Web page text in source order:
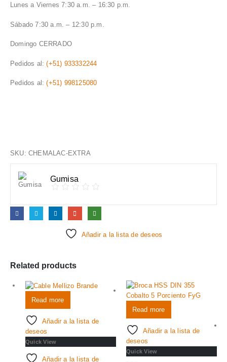
Lunes a Viernes 7:30 a.m. – 16:30 p.m.
Sábado 7:30 a.m. – 12:30 p.m.
Domingo CERRADO
Pedidos al:(+51) 933332244
Pedidos al:(+51) 998125080
SKU: CHEMALAC-EXTRA
Gumisa
Añadir a la lista de deseos
Related products
Read more
Añadir a la lista de
deseos
Quick View
Añadir a la lista de
Read more
Añadir a la lista de
deseos
Quick View